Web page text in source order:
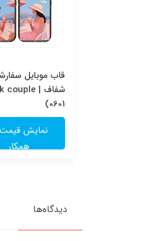
قاب موبایل
0601)
نمایش
همکار
دیدگاه‌ها